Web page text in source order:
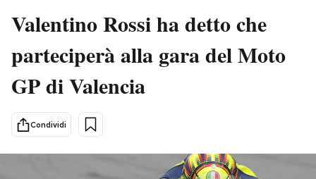
Italia
Politica
Tecnologia
Scienza
Moda
Consumismi
Altrecose
Valentino Rossi ha detto che
parteciperà alla gara del Moto
GP di Valencia
Condividi